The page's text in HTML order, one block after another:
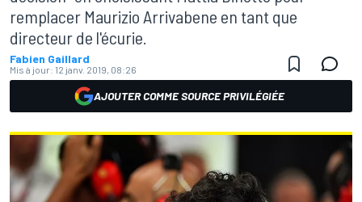
remplacer Maurizio Arrivabene en tant que
directeur de l'écurie.
Fabien Gaillard
Mis à jour: 12 janv. 2019, 08:26
AJOUTER COMME SOURCE PRIVILÉGIÉE